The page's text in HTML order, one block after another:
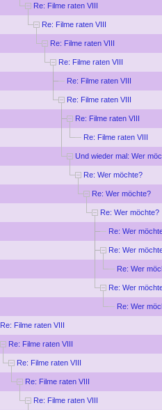
Re: Filme raten VIII
Re: Filme raten VIII
Re: Filme raten VIII
Re: Filme raten VIII
Re: Filme raten VIII
Re: Filme raten VIII
Re: Filme raten VIII
Re: Filme raten VIII
Und wieder mal: Wer
Re: Wer möchte?
Re: Wer möchte?
Re: Wer möchte?
Re: Wer
Re: Wer
Re: Wer
Re: Wer
Re: Wer
Re: Filme raten VIII
Re: Filme raten VIII
Re: Filme raten VIII
Re: Filme raten VIII
Re: Filme raten VIII